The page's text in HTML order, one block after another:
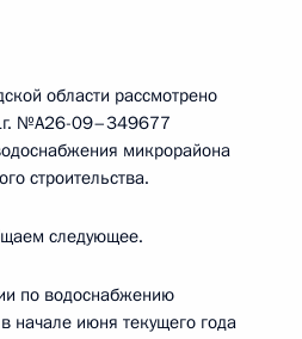
области рассмотрено
№А26-09–349677
микрорайона
строительства.
следующее.
по водоснабжению
начале июня текущего года